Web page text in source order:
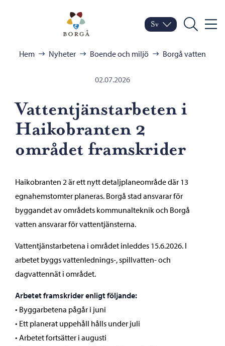
Porvoo – Gå till
Byt språk
Nuvarande språk:
Sv
Sök Meny
Bläddra:
Hem Nyheter Boende och miljö Borgå vatten
02.07.2026
Vattentjänstarbeten i
Haikobranten 2
området framskrider
Haikobranten 2 är ett nytt detaljplaneområde där 13
egnahemstomter planeras. Borgå stad ansvarar för
byggandet av områdets kommunalteknik och Borgå
vatten ansvarar för vattentjänsterna.
Vattentjänstarbetena i området inleddes 15.6.2026. I
arbetet byggs vattenlednings-, spillvatten- och
dagvattennät i området.
Arbetet framskrider enligt följande:
• Byggarbetena pågår i juni
• Ett planerat uppehåll hålls under juli
• Arbetet fortsätter i augusti